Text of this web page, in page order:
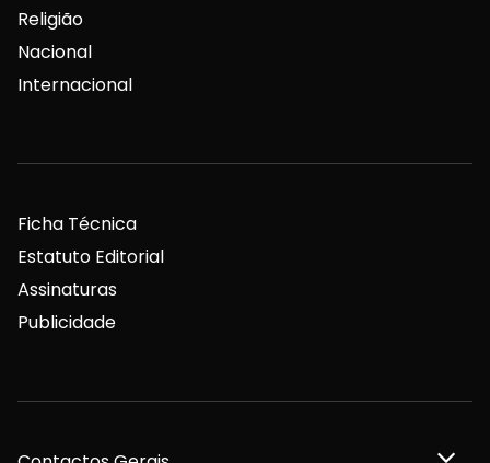
Religião
Nacional
Internacional
Ficha Técnica
Estatuto Editorial
Assinaturas
Publicidade